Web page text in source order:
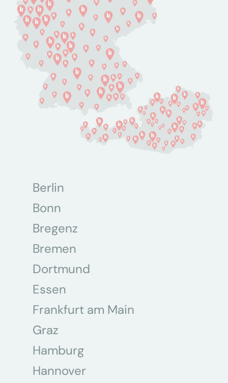
Berlin
Bonn
Bregenz
Bremen
Dortmund
Essen
Frankfurt am Main
Graz
Hamburg
Hannover